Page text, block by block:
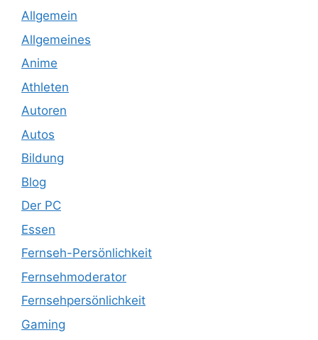
Allgemein
Allgemeines
Anime
Athleten
Autoren
Autos
Bildung
Blog
Der PC
Essen
Fernseh-Persönlichkeit
Fernsehmoderator
Fernsehpersönlichkeit
Gaming